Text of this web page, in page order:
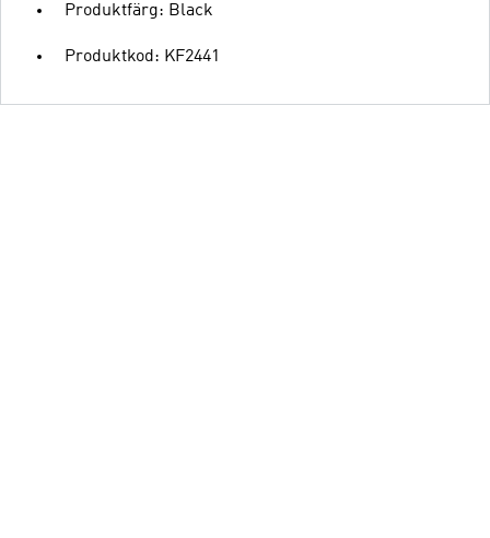
Produktfärg: Black
Produktkod: KF2441